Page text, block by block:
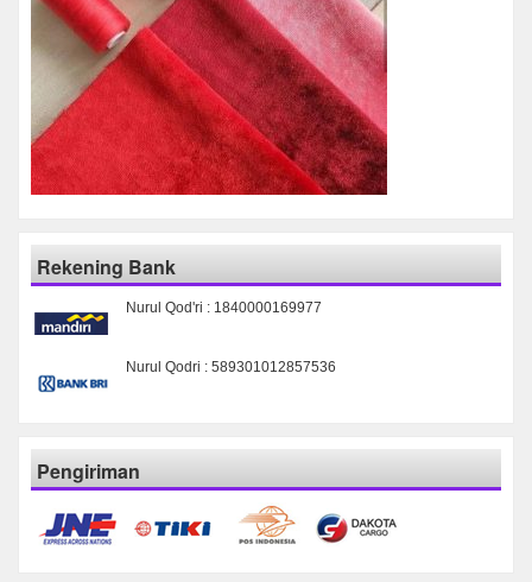
Rekening Bank
Nurul Qod'ri : 1840000169977
Nurul Qodri : 589301012857536
Pengiriman